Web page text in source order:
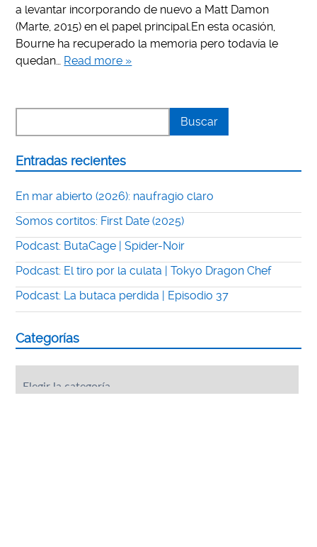
a levantar incorporando de nuevo a Matt Damon
(Marte, 2015) en el papel principal.En esta ocasión,
Bourne ha recuperado la memoria pero todavía le
quedan… Read more »
Entradas recientes
En mar abierto (2026): naufragio claro
Somos cortitos: First Date (2025)
Podcast: ButaCage | Spider-Noir
Podcast: El tiro por la culata | Tokyo Dragon Chef
Podcast: La butaca perdida | Episodio 37
Categorías